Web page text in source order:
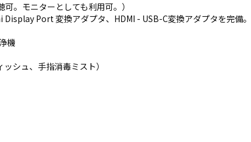
。モニターとしても利用可。）
Port 変換アダプタ、HDMI - USB-C変換アダプタを完備。
機
シュ、手指消毒ミスト）